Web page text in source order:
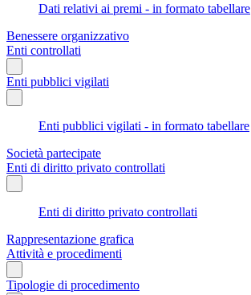
Dati relativi ai premi - in formato tabellare
Benessere organizzativo
Enti controllati
Enti pubblici vigilati
Enti pubblici vigilati - in formato tabellare
Società partecipate
Enti di diritto privato controllati
Enti di diritto privato controllati
Rappresentazione grafica
Attività e procedimenti
Tipologie di procedimento